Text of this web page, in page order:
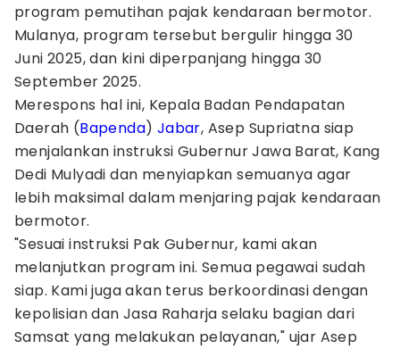
program pemutihan pajak kendaraan bermotor.
Mulanya, program tersebut bergulir hingga 30
Juni 2025, dan kini diperpanjang hingga 30
September 2025.
Merespons hal ini, Kepala Badan Pendapatan
Daerah (Bapenda) Jabar, Asep Supriatna siap
menjalankan instruksi Gubernur Jawa Barat, Kang
Dedi Mulyadi dan menyiapkan semuanya agar
lebih maksimal dalam menjaring pajak kendaraan
bermotor.
"Sesuai instruksi Pak Gubernur, kami akan
melanjutkan program ini. Semua pegawai sudah
siap. Kami juga akan terus berkoordinasi dengan
kepolisian dan Jasa Raharja selaku bagian dari
Samsat yang melakukan pelayanan," ujar Asep